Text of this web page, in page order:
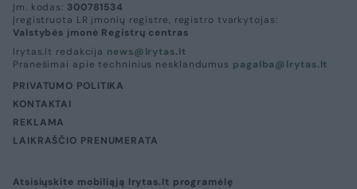
Įm. kodas: 300781534
Įregistruota LR įmonių registre, registro tvarkytojas:
Valstybės įmonė Registrų centras
lrytas.lt redakcija news@lrytas.lt
Pranešimai apie techninius nesklandumus pagalba@lrytas.lt
PRIVATUMO POLITIKA
KONTAKTAI
REKLAMA
LAIKRAŠČIO PRENUMERATA
Atsisiųskite mobiliąją lrytas.lt programėlę